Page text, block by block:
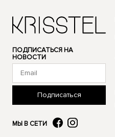
ПОДПИСАТЬСЯ НА
НОВОСТИ
Подписаться
МЫ В СЕТИ